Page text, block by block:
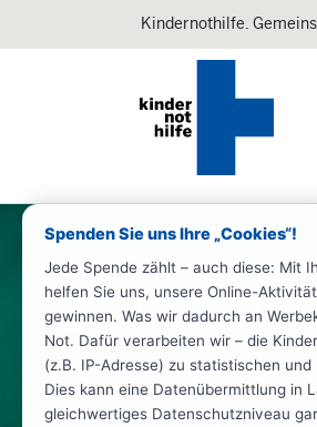
Spenden Sie uns Ihre „Cookies“!
Jede Spende zählt – auch diese: Mit
helfen Sie uns, unsere Online-
gewinnen. Was wir dadurch an
Not. Dafür verarbeiten wir – die
(z.B. IP-Adresse) zu statistischen
Dies kann eine Datenübermittlung in
gleichwertiges Datenschutzniveau
Kindernothilfe.